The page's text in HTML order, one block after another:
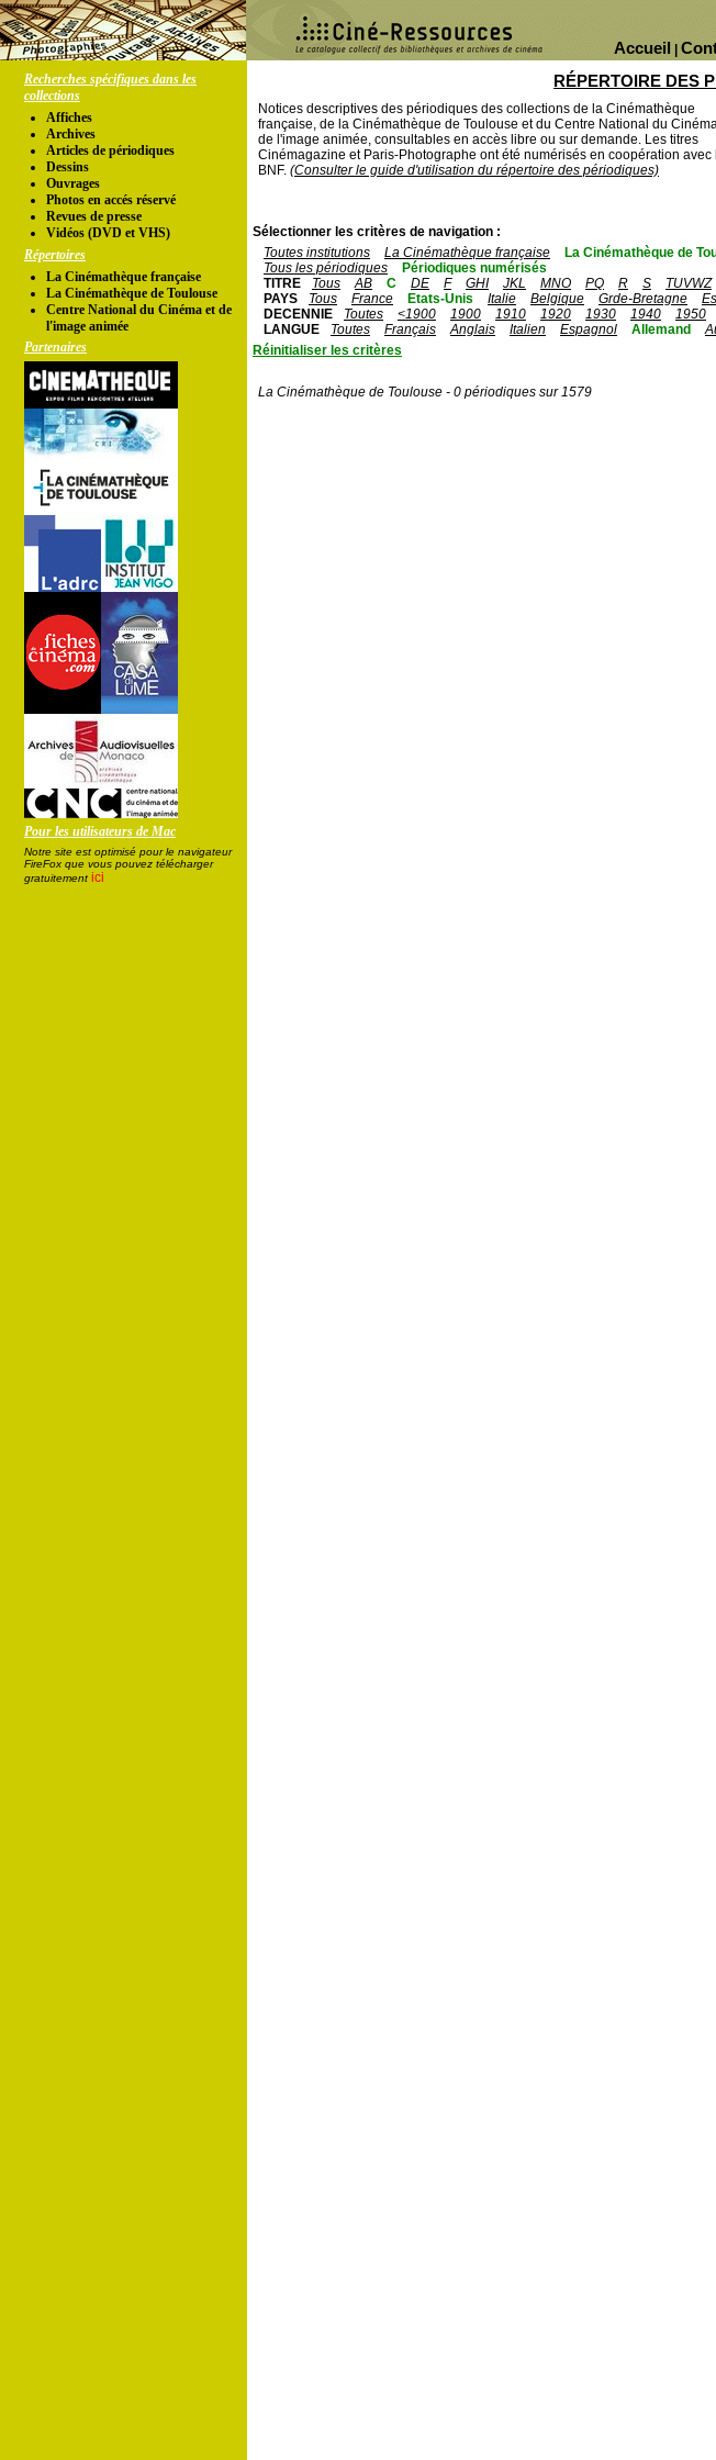
Accueil
Recherches spécifiques dans les
collections
Affiches
Archives
Articles de périodiques
Dessins
Ouvrages
Photos en accés réservé
Revues de presse
Vidéos (DVD et VHS)
Répertoires
La Cinémathèque française
La Cinémathèque de Toulouse
Centre National du Cinéma et de
l'image animée
Partenaires
Pour les utilisateurs de Mac
Notre site est optimisé pour le navigateur
FireFox que vous pouvez télécharger
gratuitement ici
RÉPERTOIRE DES
Notices descriptives des périodiques des collections de la Cinémathèque
française, de la Cinémathèque de Toulouse et du Centre National du
de l'image animée, consultables en accès libre ou sur demande. Les titres
Cinémagazine et Paris-Photographe ont été numérisés en coopération avec
BNF. (Consulter le guide d'utilisation du répertoire des périodiques)
Sélectionner les critères de navigation :
Toutes institutions
La Cinémathèque française La Cinémathèque de
Tous les périodiques
Périodiques numérisés
TITRE
Tous AB C DE F GHI JKL MNO PQ R S TUVWZ
PAYS
Tous France Etats-Unis Italie Belgique Grde-Bretagne
DECENNIE
Toutes <1900 1900 1910 1920 1930 1940 1950
LANGUE
Toutes Français Anglais Italien Espagnol Allemand
Réinitialiser les critères
La Cinémathèque de Toulouse - 0 périodiques sur 1579